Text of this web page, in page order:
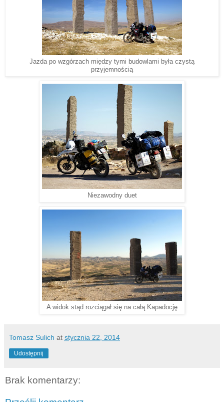
Jazda po wzgórzach między tymi budowlami była czystą
przyjemnością
Niezawodny duet
A widok stąd rozciągał się na całą Kapadocję
Tomasz Sulich at stycznia 22, 2014
Udostępnij
Brak komentarzy: